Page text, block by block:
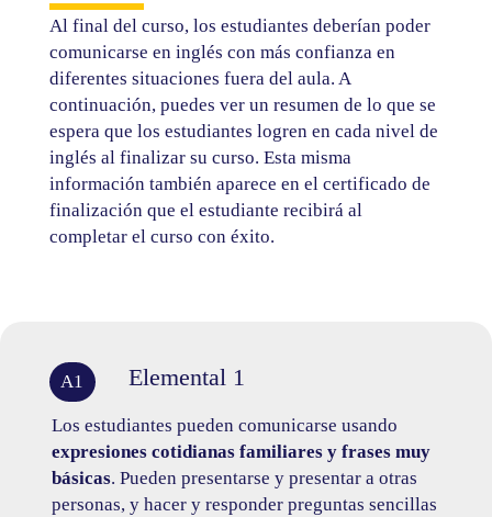
Al final del curso, los estudiantes deberían poder
comunicarse en inglés con más confianza en
diferentes situaciones fuera del aula. A
continuación, puedes ver un resumen de lo que se
espera que los estudiantes logren en cada nivel de
inglés al finalizar su curso. Esta misma
información también aparece en el certificado de
finalización que el estudiante recibirá al
completar el curso con éxito.
A1 Elemental 1
Los estudiantes pueden comunicarse usando
expresiones cotidianas familiares y frases muy
básicas. Pueden presentarse y presentar a otras
personas, y hacer y responder preguntas sencillas